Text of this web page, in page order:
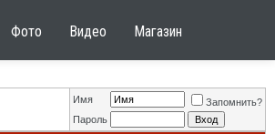
Фото Видео Магазин
Имя
Запомнить?
Пароль